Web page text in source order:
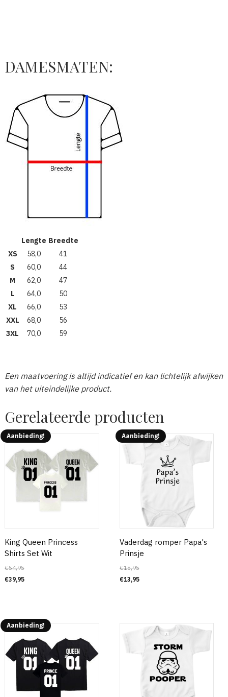
DAMESMATEN:
Lengte Breedte
XS
58,0
41
S
60,0
44
M
62,0
47
L
64,0
50
XL
66,0
53
XXL
68,0
56
3XL
70,0 59
Een maatvoering is altijd indicatief en kan lichtelijk afwijken
van het uiteindelijke product.
Gerelateerde producten
Aanbieding!
King Queen Princess
Shirts Set Wit
€54,95
€39,95
Aanbieding!
Vaderdag romper Papa's
Prinsje
€15,95
€13,95
Aanbieding!